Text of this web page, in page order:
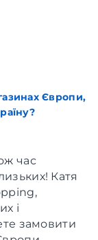
Європи,
час
Катя
і
замовити